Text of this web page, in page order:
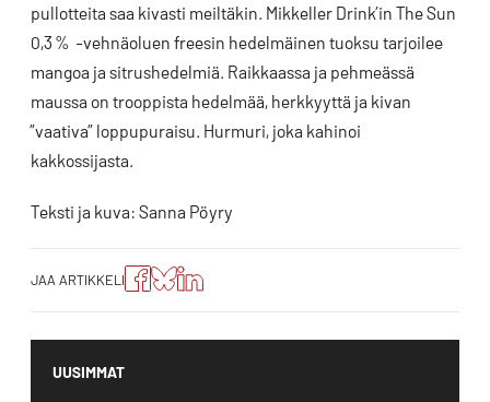
pullotteita saa kivasti meiltäkin. Mikkeller Drink’in The Sun
0,3 % -vehnäoluen freesin hedelmäinen tuoksu tarjoilee
mangoa ja sitrushedelmiä. Raikkaassa ja pehmeässä
maussa on trooppista hedelmää, herkkyyttä ja kivan
”vaativa” loppupuraisu. Hurmuri, joka kahinoi
kakkossijasta.
Teksti ja kuva: Sanna Pöyry
JAA ARTIKKELI
Jaa
artikkeli
Facebookissa
Jaa
artikkeli
Blueskyssa
Jako:
Jaa
artikkeli
LinkedIn:ssä
UUSIMMAT